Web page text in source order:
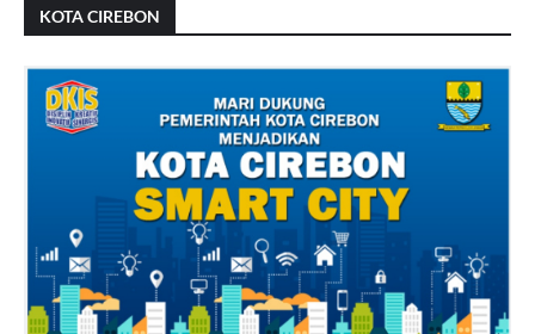
KOTA CIREBON